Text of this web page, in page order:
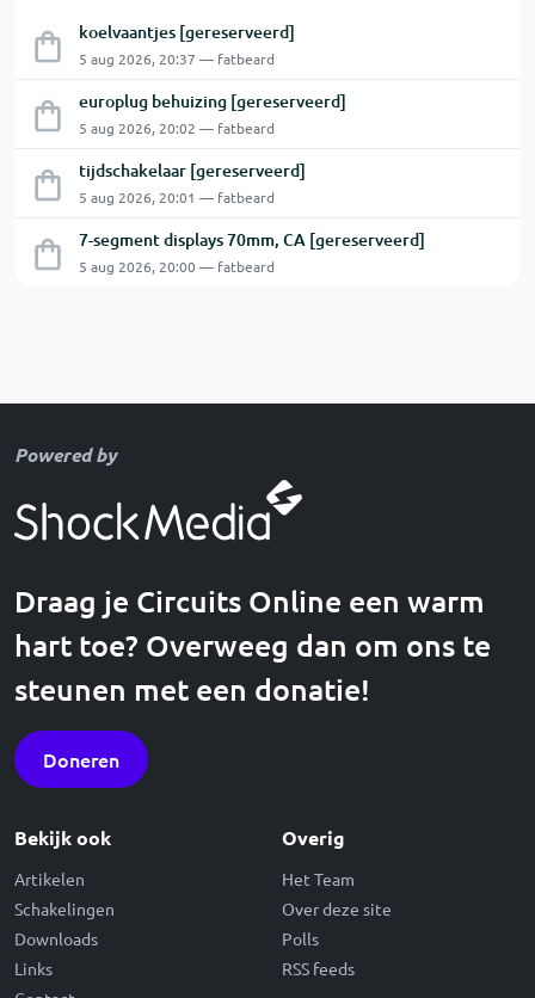
koelvaantjes [gereserveerd]
5 aug 2026, 20:37 — fatbeard
europlug behuizing [gereserveerd]
5 aug 2026, 20:02 — fatbeard
tijdschakelaar [gereserveerd]
5 aug 2026, 20:01 — fatbeard
7-segment displays 70mm, CA [gereserveerd]
5 aug 2026, 20:00 — fatbeard
Powered by
Draag je Circuits Online een warm
hart toe? Overweeg dan om ons te
steunen met een donatie!
Doneren
Bekijk ook
Artikelen
Schakelingen
Downloads
Links
Overig
Het Team
Over deze site
Polls
RSS feeds